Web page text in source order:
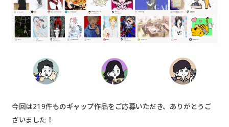
今回は219件ものギャップ作品をご応募いただき、ありがとうご
ざいました！